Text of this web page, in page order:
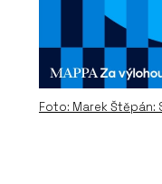
Foto: Marek